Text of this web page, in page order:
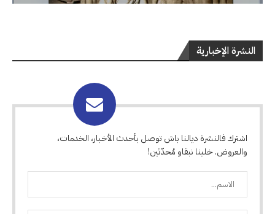
النشرة الإخبارية
اشترك فالنشرة ديالنا باش توصل بأحدث الأخبار، الخدمات،
والعروض. خلينا نبقاو مُحدّثين!